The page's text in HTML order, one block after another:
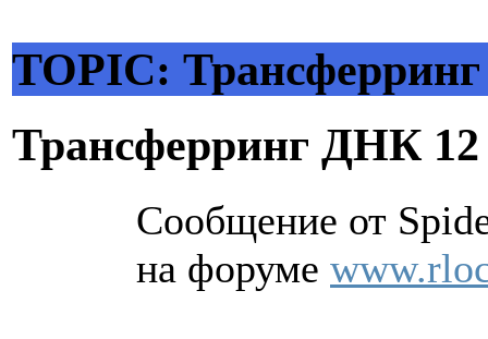
TOPIC:
Трансферринг ДНК
Сообщение от
на форуме